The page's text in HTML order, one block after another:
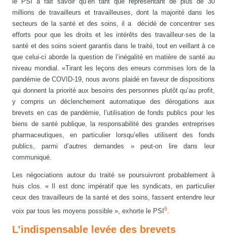
millions de travailleurs et travailleuses, dont la majorité dans les
secteurs de la santé et des soins, il a décidé de concentrer ses
efforts pour que les droits et les intérêts des travailleur·ses de la
santé et des soins soient garantis dans le traité, tout en veillant à ce
que celui-ci aborde la question de l’inégalité en matière de santé au
niveau mondial. «Tirant les leçons des erreurs commises lors de la
pandémie de COVID-19, nous avons plaidé en faveur de dispositions
qui donnent la priorité aux besoins des personnes plutôt qu’au profit,
y compris un déclenchement automatique des dérogations aux
brevets en cas de pandémie, l’utilisation de fonds publics pour les
biens de santé publique, la responsabilité des grandes entreprises
pharmaceutiques, en particulier lorsqu’elles utilisent des fonds
publics, parmi d’autres demandes » peut-on lire dans leur
communiqué.
Les négociations autour du traité se poursuivront probablement à
huis clos. « Il est donc impératif que les syndicats, en particulier
ceux des travailleurs de la santé et des soins, fassent entendre leur
voix par tous les moyens possible », exhorte le PSI6.
L’indispensable levée des brevets